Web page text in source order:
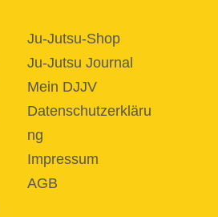
Ju-Jutsu-Shop
Ju-Jutsu Journal
Mein DJJV
Datenschutzerkläru
ng
Impressum
AGB